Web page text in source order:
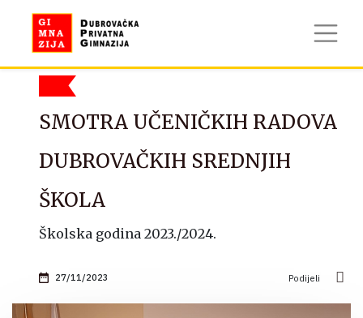
SMOTRA UČENIČKIH RADOVA
DUBROVAČKIH SREDNJIH
ŠKOLA
Školska godina 2023./2024.
27/11/2023 Podijeli